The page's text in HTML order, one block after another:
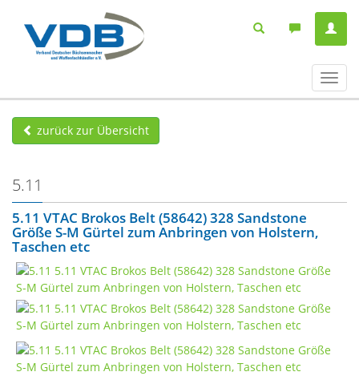
ein-/
zurück zur Übersicht
5.11
5.11 VTAC Brokos Belt (58642) 328 Sandstone
Größe S-M Gürtel zum Anbringen von Holstern,
Taschen etc